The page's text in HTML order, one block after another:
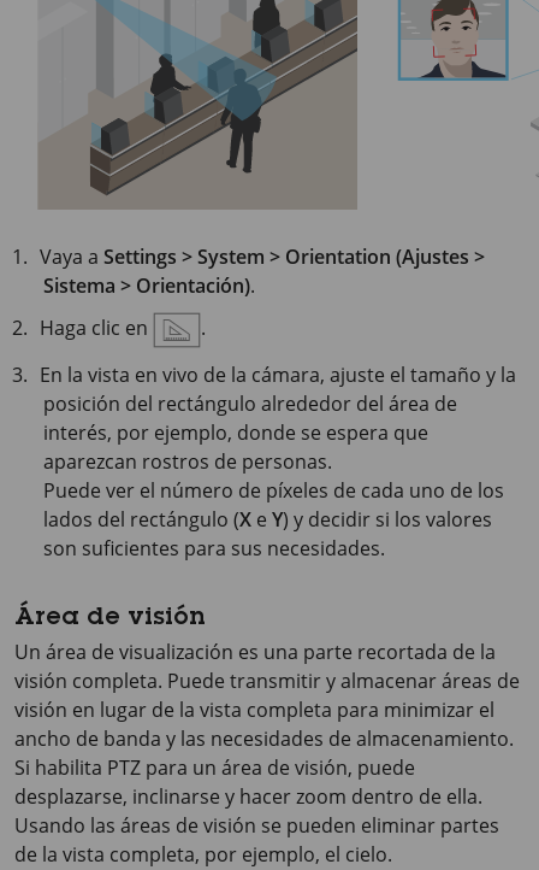
Vaya aSettings > System > Orientation (Ajustes >
Sistema > Orientación).
Haga clic en
.
En la vista en vivo de la cámara, ajuste el tamaño y la
posición del rectángulo alrededor del área de
interés, por ejemplo, donde se espera que
aparezcan rostros de personas.
Puede ver el número de píxeles de cada uno de los
lados del rectángulo (X e Y) y decidir si los valores
son suficientes para sus necesidades.
Área de visión
Un área de visualización es una parte recortada de la
visión completa. Puede transmitir y almacenar áreas de
visión en lugar de la vista completa para minimizar el
ancho de banda y las necesidades de almacenamiento.
Si habilita PTZ para un área de visión, puede
desplazarse, inclinarse y hacer zoom dentro de ella.
Usando las áreas de visión se pueden eliminar partes
de la vista completa, por ejemplo, el cielo.